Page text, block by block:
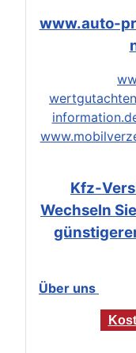
www.auto-
Kfz-
Wechseln
Über uns